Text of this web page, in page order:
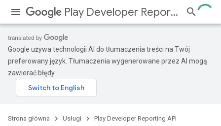
Play Developer Reporting API
Google używa technologii AI do tłumaczenia treści na Twój
preferowany język. Tłumaczenia wygenerowane przez AI mogą
zawierać błędy.
Strona główna Usługi
Play Developer Reporting API